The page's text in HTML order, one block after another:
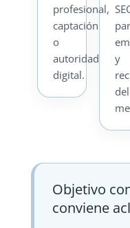
profesional,
captación
o
autoridad
digital.
y
del
Objetivo
conviene